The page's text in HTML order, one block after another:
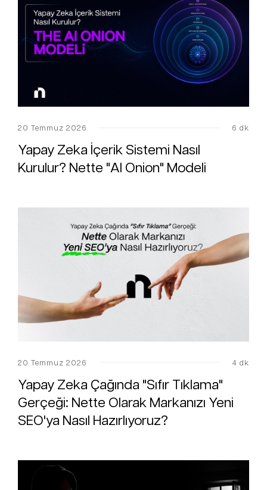
20 Temmuz 2026 6 dk
Yapay Zeka İçerik Sistemi Nasıl
Kurulur? Nette "AI Onion" Modeli
20 Temmuz 2026 4 dk
Yapay Zeka Çağında "Sıfır Tıklama"
Gerçeği: Nette Olarak Markanızı Yeni
SEO'ya Nasıl Hazırlıyoruz?